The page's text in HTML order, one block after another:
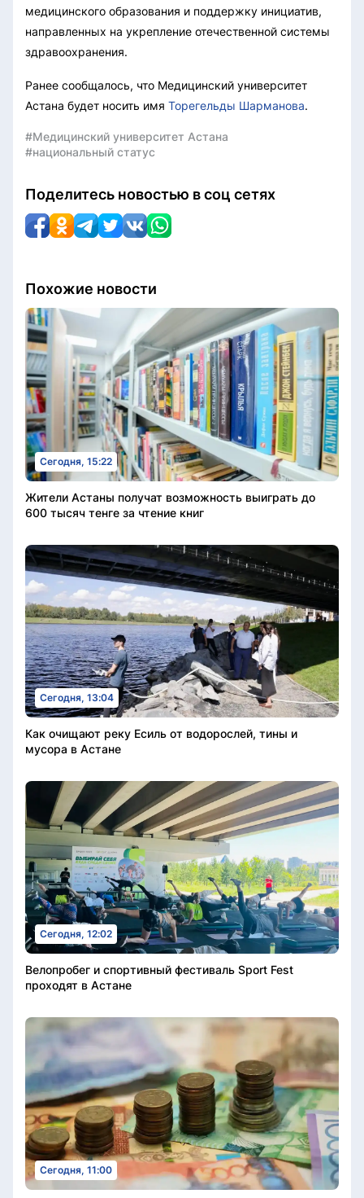
медицинского образования и поддержку инициатив,
направленных на укрепление отечественной системы
здравоохранения.
Ранее сообщалось, что Медицинский университет
Астана будет носить имя Торегельды Шарманова.
#Медицинский университет Астана
#национальный статус
Поделитесь новостью в соц сетях
Похожие новости
Сегодня, 15:22
Жители Астаны получат возможность выиграть до
600 тысяч тенге за чтение книг
Сегодня, 13:04
Как очищают реку Есиль от водорослей, тины и
мусора в Астане
Сегодня, 12:02
Велопробег и спортивный фестиваль Sport Fest
проходят в Астане
Сегодня, 11:00